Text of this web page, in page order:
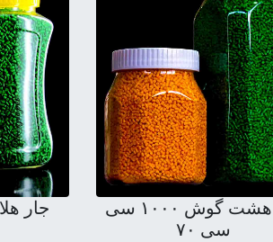
جار هشت گوش ۱۰۰۰ سی
سی ۷۰